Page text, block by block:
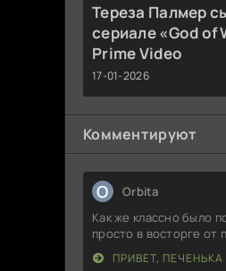
Тереза Палмер
сериале «God of
Prime Video
17-01-2026
Комментируют
O Orbita
Как же классно было
просто в восторге от
ПРИВЕТ, ПЕЧЕНЬКА